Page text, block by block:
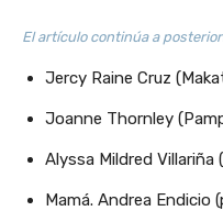
El artículo continúa a
Jercy Raine Cruz
Joanne Thornley
Alyssa Mildred Villariña
Mamá. Andrea Endicio